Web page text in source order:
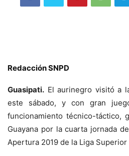
Redacción SNPD
Guasipati. El aurinegro visitó a
este sábado, y con gran
funcionamiento técnico-táctico,
Guayana por la cuarta jornada
Apertura 2019 de la Liga